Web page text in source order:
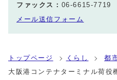
ファックス： 06-6615-7719
メール送信フォーム
トップページ くらし 都
大阪港コンテナターミナル荷役